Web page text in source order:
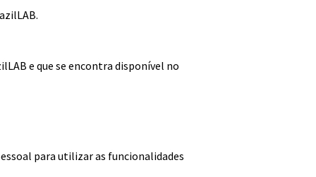
e que se encontra disponível no
para utilizar as funcionalidades